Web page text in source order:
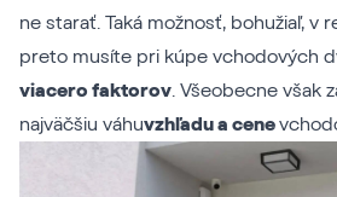
ne starať. Taká možnosť, bohužiaľ, v
preto musíte pri kúpe vchodových
viacero faktorov . Všeobecne však
najväčšiu váhuvzhľadu a cene